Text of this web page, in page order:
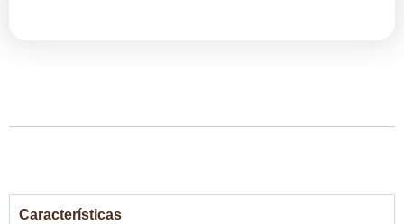
Características